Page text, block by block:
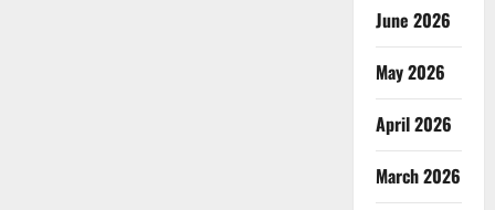
June 2026
May 2026
April 2026
March 2026